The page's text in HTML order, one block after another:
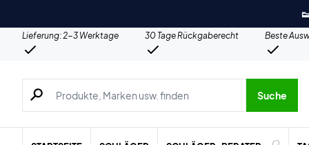
Lieferung: 2-3 Werktage 30 Tage Rückgaberecht Beste
Suche nach Produkten, Marken usw.
Suche